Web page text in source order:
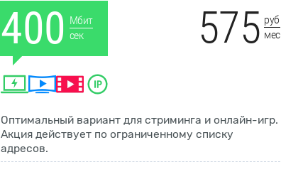
400 Мбит
сек
575 руб
мес
Оптимальный вариант для стриминга и онлайн-игр.
Акция действует по ограниченному списку
адресов.